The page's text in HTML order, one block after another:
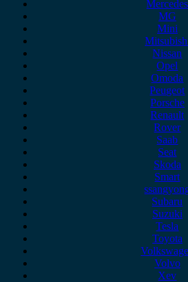
Mercedes
MG
Mini
Nissan
Opel
Omoda
Peugeot
Porsche
Renault
Rover
Saab
Seat
Skoda
Smart
Subaru
Suzuki
Tesla
Toyota
Volvo
Xev